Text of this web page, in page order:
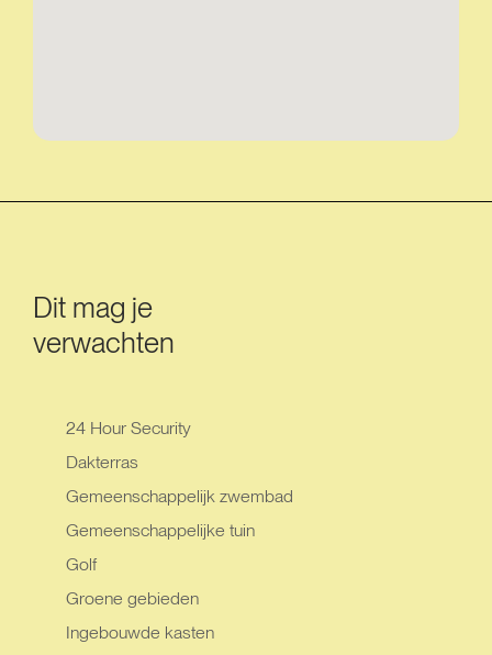
Dit mag je
verwachten
24 Hour Security
Dakterras
Gemeenschappelijk zwembad
Gemeenschappelijke tuin
Golf
Groene gebieden
Ingebouwde kasten